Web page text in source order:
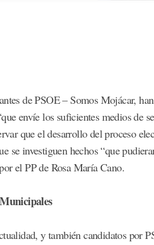
de PSOE – Somos Mojácar,
envíe los suficientes medios de
que el desarrollo del proceso
se investiguen hechos “que
el PP de Rosa María Cano.
y también candidatos por